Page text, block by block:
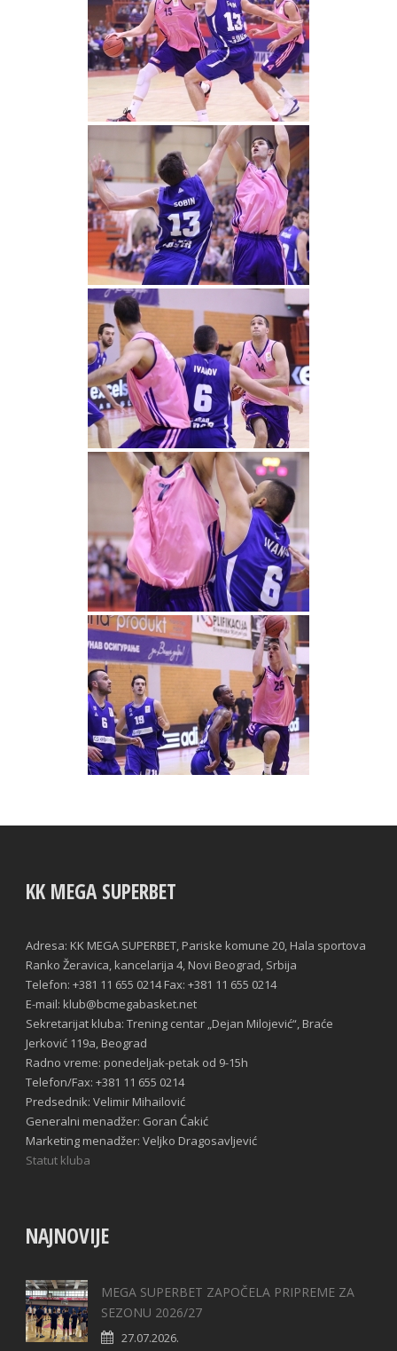
KK MEGA SUPERBET
Adresa: KK MEGA SUPERBET, Pariske komune 20, Hala sportova
Ranko Žeravica, kancelarija 4, Novi Beograd, Srbija
Telefon: +381 11 655 0214 Fax: +381 11 655 0214
E-mail: klub@bcmegabasket.net
Sekretarijat kluba: Trening centar „Dejan Milojević“, Braće
Jerković 119a, Beograd
Radno vreme: ponedeljak-petak od 9-15h
Telefon/Fax: +381 11 655 0214
Predsednik: Velimir Mihailović
Generalni menadžer: Goran Ćakić
Marketing menadžer: Veljko Dragosavljević
Statut kluba
NAJNOVIJE
MEGA SUPERBET ZAPOČELA PRIPREME ZA
SEZONU 2026/27
27.07.2026.